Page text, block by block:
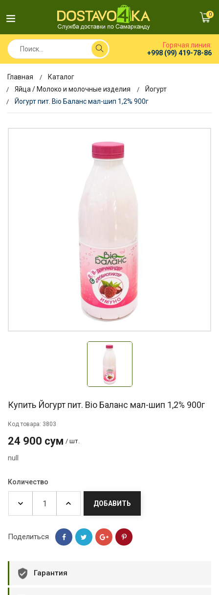
0
Горячая линия:
+998 (99) 419-78-86
Главная
Каталог
Яйца / Молоко и молочные изделия
Йогурт
Йогурт пит. Bio Баланс мал-шип 1,2% 900г
Купить Йогурт пит. Bio Баланс мал-шип 1,2% 900г
Код товара: 3803
24 900 сум / шт.
null
Количество
ДОБАВИТЬ
Поделиться
Гарантия